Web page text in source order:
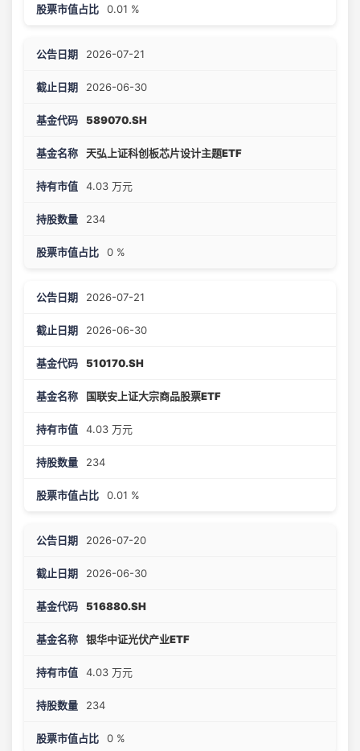
0.01 %
2026-07-21
2026-06-30
589070.SH
天弘上证科创板芯片设计主题ETF
4.03 万元
234
0 %
2026-07-21
2026-06-30
510170.SH
国联安上证大宗商品股票ETF
4.03 万元
234
0.01 %
2026-07-20
2026-06-30
516880.SH
银华中证光伏产业ETF
4.03 万元
234
0 %